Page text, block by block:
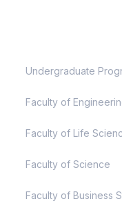
Undergraduate
Faculty of
Faculty of Life
Faculty of Science
Faculty of Business